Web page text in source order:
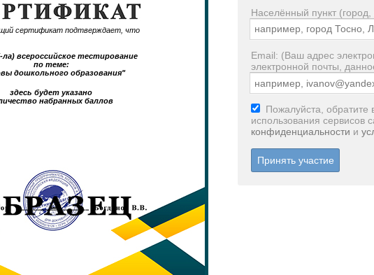
сертификат подтверждает, что
всероссийское тестирование
по теме:
дошкольного образования"
здесь будет указано
набранных баллов
Населённый пункт (город,
Email: (Ваш адрес
электронной почты,
Пожалуйста, обратите
использования сервисов
конфиденциальности и